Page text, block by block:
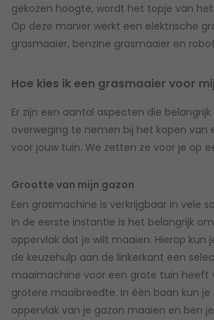
gekozen hoogte, wordt het topje van
Op deze manier werkt een elektrische
grasmaaier, benzine grasmaaier en
Hoe kies ik een grasmaaier voor
Er zijn een aantal aspecten die
overweging te nemen bij het kopen van
voor jouw tuin. We zetten ze voor je op
Grootte van mijn gazon
Een grasmachine is verkrijgbaar in vele
In de eerste instantie is het belangrijk
oppervlak dat je wilt maaien. Hierop kun
de keuzehulp aan de linkerkant een
maaimachine voor een grote tuin heeft
grotere maaibreedte. In één baan kun
oppervlak van je gazon maaien en ben